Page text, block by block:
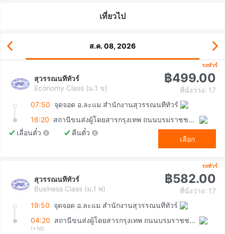
เที่ยวไป
ส.ค. 08, 2026
รถทัวร์
สุวรรณนทีทัวร์
Economy Class (ม.1 ข)
฿499.00
ที่นั่งว่าง: 17
07:50 จุดจอด อ.ละแม สำนักงานสุวรรณนทีทัวร์
16:20
สถานีขนส่งผู้โดยสารกรุงเทพ ถนนบรมราชชนนี (สายใต้ใหม่)
เลื่อนตั๋ว
คืนตั๋ว
เลือก
รถทัวร์
สุวรรณนทีทัวร์
Business Class (ม.1 พ)
฿582.00
ที่นั่งว่าง: 17
19:50 จุดจอด อ.ละแม สำนักงานสุวรรณนทีทัวร์
04:20
สถานีขนส่งผู้โดยสารกรุงเทพ ถนนบรมราชชนนี (สายใต้ใหม่)
(+1d)